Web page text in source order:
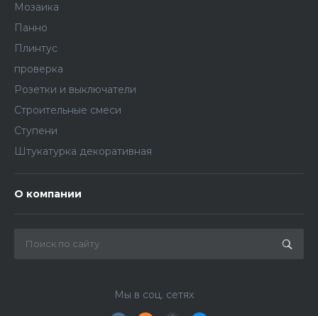
Мозаика
Панно
Плинтус
проверка
Розетки и выключатели
Строительные смеси
Ступени
Штукатурка декоративная
О компании
Мы в соц. сетях